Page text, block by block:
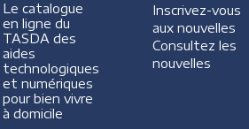
Le catalogue
en ligne du
TASDA des
aides
technologiques
et numériques
pour bien vivre
à domicile
Inscrivez-vous
aux nouvelles
Consultez les
nouvelles